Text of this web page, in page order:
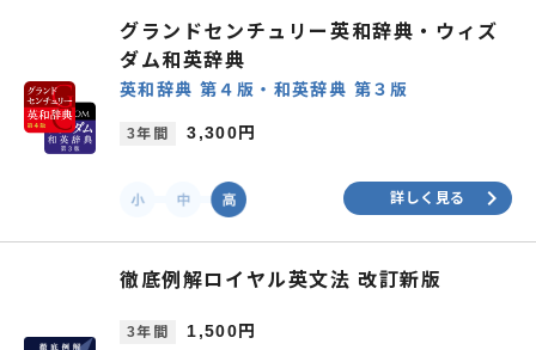
グランドセンチュリー英和辞典・ウィズ
ダム和英辞典
英和辞典 第４版・和英辞典 第３版
3年間 3,300円
詳しく見る keyboard_arrow_right
徹底例解ロイヤル英文法 改訂新版
3年間 1,500円